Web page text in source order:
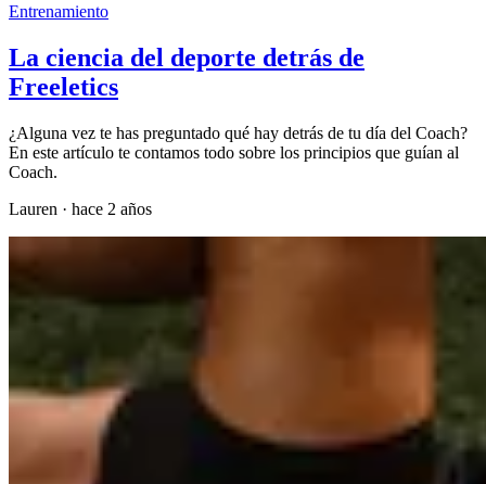
Entrenamiento
La ciencia del deporte detrás de
Freeletics
¿Alguna vez te has preguntado qué hay detrás de tu día del Coach?
En este artículo te contamos todo sobre los principios que guían al
Coach.
Lauren · hace 2 años